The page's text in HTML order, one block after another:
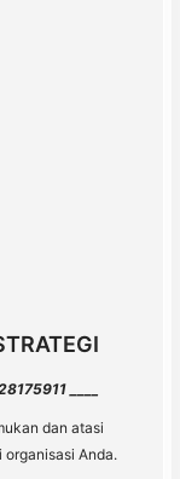
____
dan atasi
Anda.